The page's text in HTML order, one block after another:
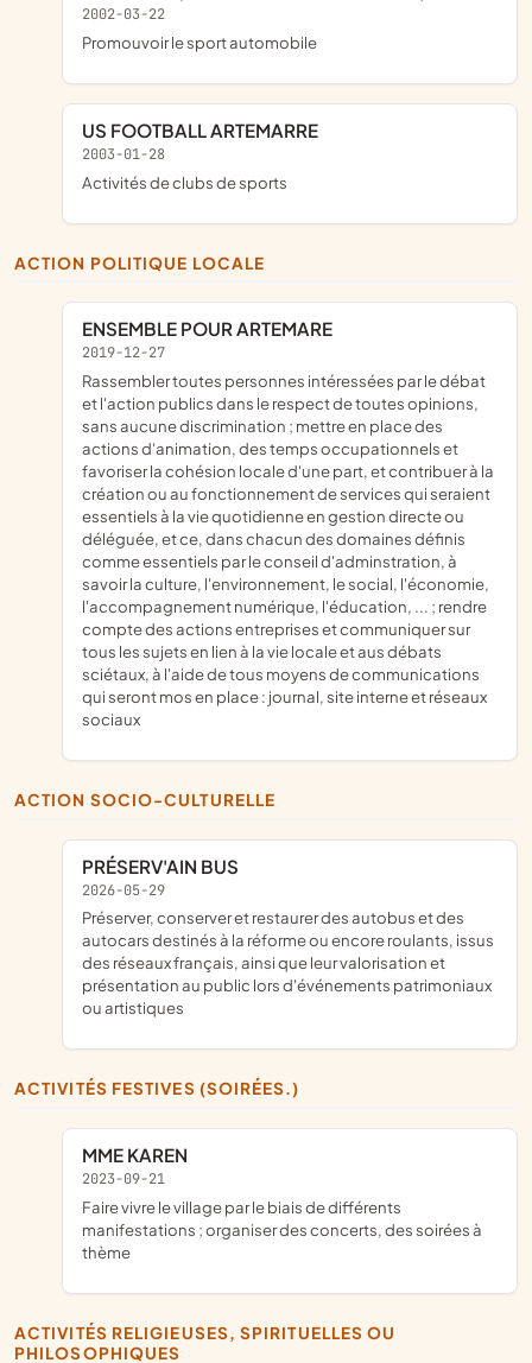
2002-03-22
promouvoir le sport automobile
US FOOTBALL ARTEMARRE
2003-01-28
Activités de clubs de sports
ACTION POLITIQUE LOCALE
ENSEMBLE POUR ARTEMARE
2019-12-27
rassembler toutes personnes intéressées par le débat
et l'action publics dans le respect de toutes opinions,
sans aucune discrimination ; mettre en place des
actions d'animation, des temps occupationnels et
favoriser la cohésion locale d'une part, et contribuer à la
création ou au fonctionnement de services qui seraient
essentiels à la vie quotidienne en gestion directe ou
déléguée, et ce, dans chacun des domaines définis
comme essentiels par le conseil d'adminstration, à
savoir la culture, l'environnement, le social, l'économie,
l'accompagnement numérique, l'éducation, ... ; rendre
compte des actions entreprises et communiquer sur
tous les sujets en lien à la vie locale et aus débats
sciétaux, à l'aide de tous moyens de communications
qui seront mos en place : journal, site interne et réseaux
sociaux
ACTION SOCIO-CULTURELLE
PRÉSERV'AIN BUS
2026-05-29
préserver, conserver et restaurer des autobus et des
autocars destinés à la réforme ou encore roulants, issus
des réseaux français, ainsi que leur valorisation et
présentation au public lors d'événements patrimoniaux
ou artistiques
ACTIVITÉS FESTIVES (SOIRÉES.)
MME KAREN
2023-09-21
faire vivre le village par le biais de différents
manifestations ; organiser des concerts, des soirées à
thème
ACTIVITÉS RELIGIEUSES, SPIRITUELLES OU
PHILOSOPHIQUES